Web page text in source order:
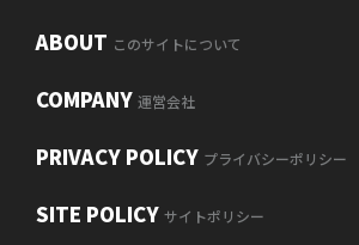
ABOUT このサイトについて
COMPANY 運営会社
PRIVACY POLICY プライバシーポリシー
SITE POLICY サイトポリシー